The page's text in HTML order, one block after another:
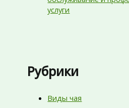
услуги
Рубрики
Виды чая